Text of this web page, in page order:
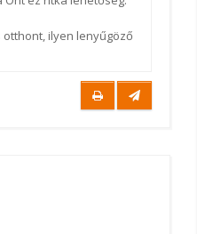
ilyen lenyűgöző